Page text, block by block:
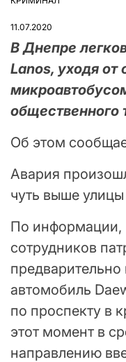
ОПУБЛІКУВАТИ
11.07.2020
В Днепре
Lanos, уходя от
общественного
Об этом
Авария
чуть выше
По информации,
сотрудников
предварительно
автомобиль
по проспекту в
этот момент в
направлению